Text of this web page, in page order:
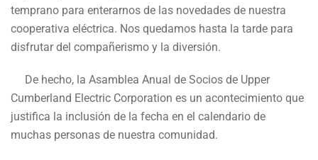
temprano para enterarnos de las novedades de nuestra
cooperativa eléctrica. Nos quedamos hasta la tarde para
disfrutar del compañerismo y la diversión.
De hecho, la Asamblea Anual de Socios de Upper
Cumberland Electric Corporation es un acontecimiento que
justifica la inclusión de la fecha en el calendario de
muchas personas de nuestra comunidad.